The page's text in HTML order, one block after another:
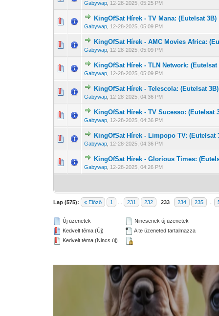
Gabywap 12-28-2025, 05:25 PM
KingOfSat Hírek - TV Mana: (Eutelsat 3B)
Gabywap 12-28-2025, 05:09 PM
0 Szavazat - 01
KingOfSat Hírek - AMC Movies Africa:
Gabywap 12-28-2025, 05:09 PM
0 Szavazat - 01
KingOfSat Hírek - TLN Network: (Eutelsat
Gabywap 12-28-2025, 05:09 PM
0 Szavazat - 01
KingOfSat Hírek - Telescola: (Eutelsat 3B)
Gabywap 12-28-2025, 04:36 PM
0 Szavazat - 01
KingOfSat Hírek - TV Sucesso: (Eutelsat
Gabywap 12-28-2025, 04:36 PM
0 Szavazat - 0 1
KingOfSat Hírek - Limpopo TV: (Eutelsat
Gabywap 12-28-2025, 04:36 PM
0 Szavazat - 01
KingOfSat Hírek - Glorious Times:
Gabywap 12-28-2025, 04:26 PM
0 Szavazat - 01
Lap (575): « Előző 1 231 232 233 234 235
Új üzenetek
Kedvelt téma (Új)
Kedvelt téma (Nincs új)
Nincsenek új üzenetek
A te üzeneted tartalmazza